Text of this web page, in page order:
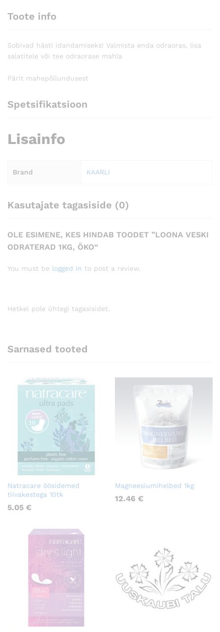
Toote info
Sobivad hästi idandamiseks! Valmista enda odraoras, lisa
salatitele või tee odraorase mahla
Pärit mahepõllundusest
Spetsifikatsioon
Lisainfo
Brand KAARLI
Kasutajate tagasiside (0)
OLE ESIMENE, KES HINDAB TOODET ”LOONA VESKI
ODRATERAD 1KG, ÖKO“
You must be logged in to post a review.
Hetkel pole ühtegi tagasisidet.
Sarnased tooted
Natracare öösidemed
tiivakestega 10tk
5.05 €
Magneesiumihelbed 1kg
12.46 €